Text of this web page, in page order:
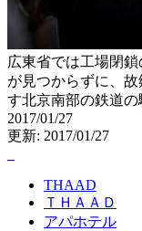
広東省では工場閉
が見つからずに、
す北京南部の鉄道の
2017/01/27
更新: 2017/01/27
THAAD
ＴＨＡＡＤ
アパホテル